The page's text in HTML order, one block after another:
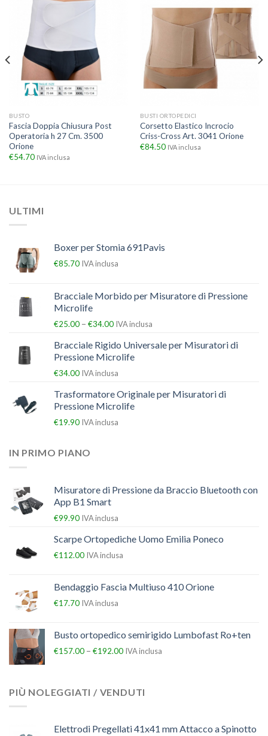
BUSTO
Fascia Doppia Chiusura Post
Operatoria h 27 Cm. 3500
Orione
€54.70 IVA inclusa
BUSTI ORTOPEDICI
Corsetto Elastico Incrocio
Criss-Cross Art. 3041 Orione
€84.50 IVA inclusa
ULTIMI
Boxer per Stomia 691Pavis
€85.70 IVA inclusa
Bracciale Morbido per Misuratore di Pressione
Microlife
€25.00 – €34.00 IVA inclusa
Bracciale Rigido Universale per Misuratori di
Pressione Microlife
€34.00 IVA inclusa
Trasformatore Originale per Misuratori di
Pressione Microlife
€19.90 IVA inclusa
IN PRIMO PIANO
Misuratore di Pressione da Braccio Bluetooth con
App B1 Smart
€99.90 IVA inclusa
Scarpe Ortopediche Uomo Emilia Poneco
€112.00 IVA inclusa
Bendaggio Fascia Multiuso 410 Orione
€17.70 IVA inclusa
Busto ortopedico semirigido Lumbofast Ro+ten
€157.00 – €192.00 IVA inclusa
PIÙ NOLEGGIATI / VENDUTI
Elettrodi Pregellati 41x41 mm Attacco a Spinotto